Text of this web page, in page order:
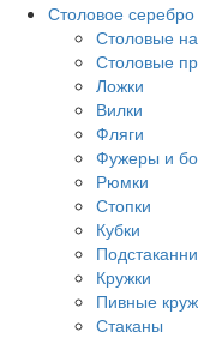
Столовое серебро
Столовые
Столовые
Ложки
Вилки
Фляги
Фужеры и
Рюмки
Стопки
Кубки
Кружки
Пивные
Стаканы